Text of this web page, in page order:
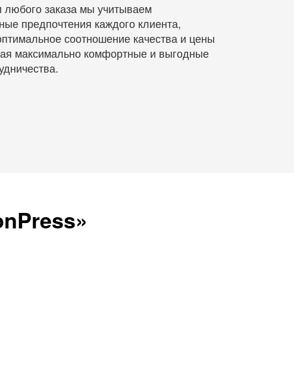
любого заказа мы учитываем
предпочтения каждого клиента,
соотношение качества и цены
максимально комфортные и выгодные